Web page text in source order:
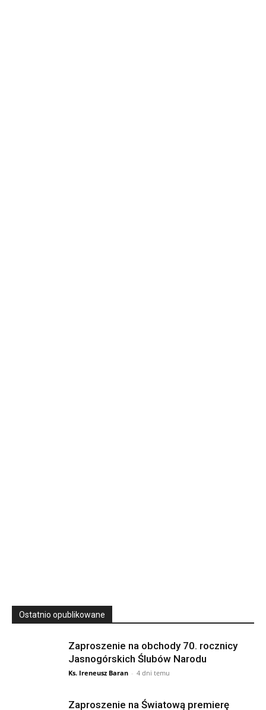
Ostatnio opublikowane
Zaproszenie na obchody 70. rocznicy
Jasnogórskich Ślubów Narodu
Ks. Ireneusz Baran - 4 dni temu
Zaproszenie na Światową premierę